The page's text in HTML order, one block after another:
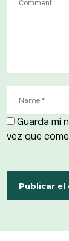
Guarda mi
vez que